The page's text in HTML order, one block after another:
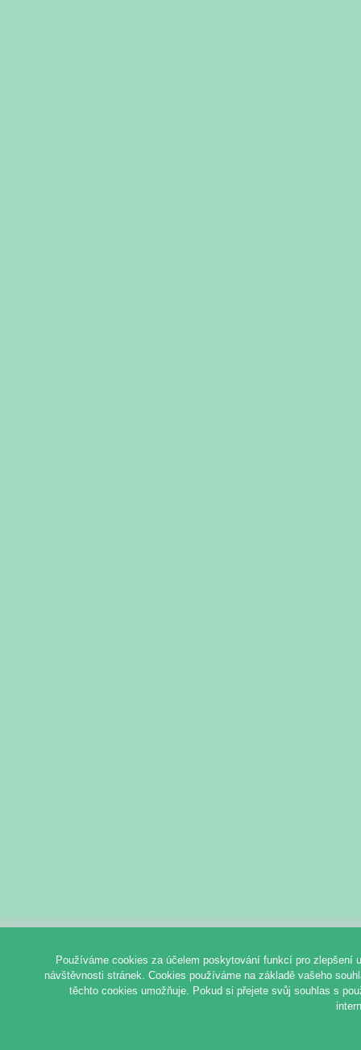
Používáme cookies za účelem poskytování funkcí pro zlepšení
návštěvnosti stránek. Cookies používáme na základě vašeho
těchto cookies umožňuje. Pokud si přejete svůj souhlas s